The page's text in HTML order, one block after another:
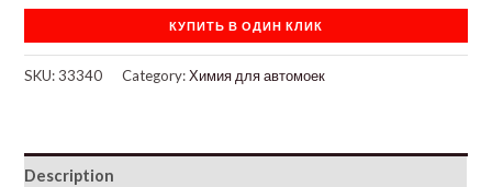
КУПИТЬ В ОДИН КЛИК
SKU:33340 Category:Химия для автомоек
Description